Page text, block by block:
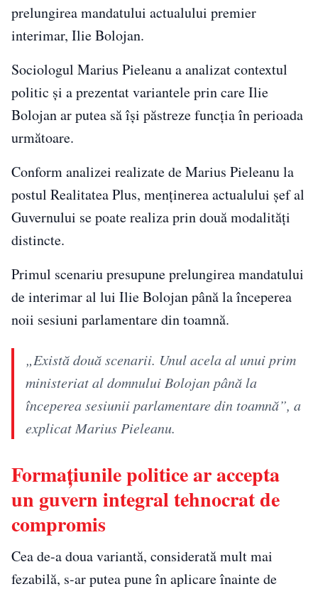
prelungirea mandatului actualului premier
interimar, Ilie Bolojan.
Sociologul Marius Pieleanu a analizat contextul
politic și a prezentat variantele prin care Ilie
Bolojan ar putea să își păstreze funcția în perioada
următoare.
Conform analizei realizate de Marius Pieleanu la
postul Realitatea Plus, menținerea actualului șef al
Guvernului se poate realiza prin două modalități
distincte.
Primul scenariu presupune prelungirea mandatului
de interimar al lui Ilie Bolojan până la începerea
noii sesiuni parlamentare din toamnă.
„Există două scenarii. Unul acela al unui prim
ministeriat al domnului Bolojan până la
începerea sesiunii parlamentare din toamnă”, a
explicat Marius Pieleanu.
Formațiunile politice ar accepta
un guvern integral tehnocrat de
compromis
Cea de-a doua variantă, considerată mult mai
fezabilă, s-ar putea pune în aplicare înainte de